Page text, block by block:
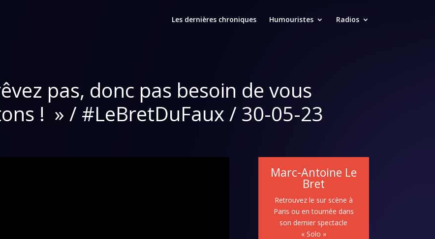
Les dernières chroniques Humouristes Radios
pas, donc pas besoin de vous
! » / #LeBretDuFaux / 30-05-23
Marc-Antoine Le
Bret
Retrouvez le sur scène à
Paris ou en tournée dans
son dernier spectacle
« Solo »